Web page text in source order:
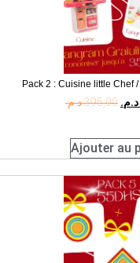
Pack 2 : Cuisine little Chef
395,00د.م. د.م.
Ajouter au